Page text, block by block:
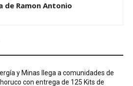
de Ramon Antonio
y Minas llega a comunidades de
con entrega de 125 Kits de